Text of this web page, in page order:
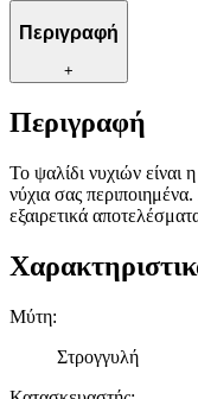
Περιγραφή
+
Περιγραφή
Το ψαλίδι νυχιών είναι
νύχια σας
εξαιρετικά
Μύτη:
Στρογγυλή